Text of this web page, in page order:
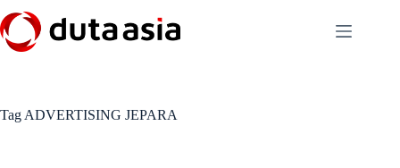
to
content
Tag ADVERTISING JEPARA